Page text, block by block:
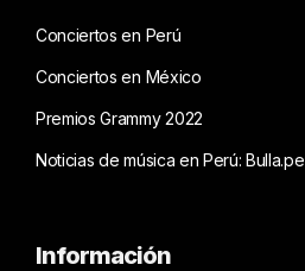
Conciertos en Perú
Conciertos en México
Premios Grammy 2022
Noticias de música en Perú: Bulla.pe
Información